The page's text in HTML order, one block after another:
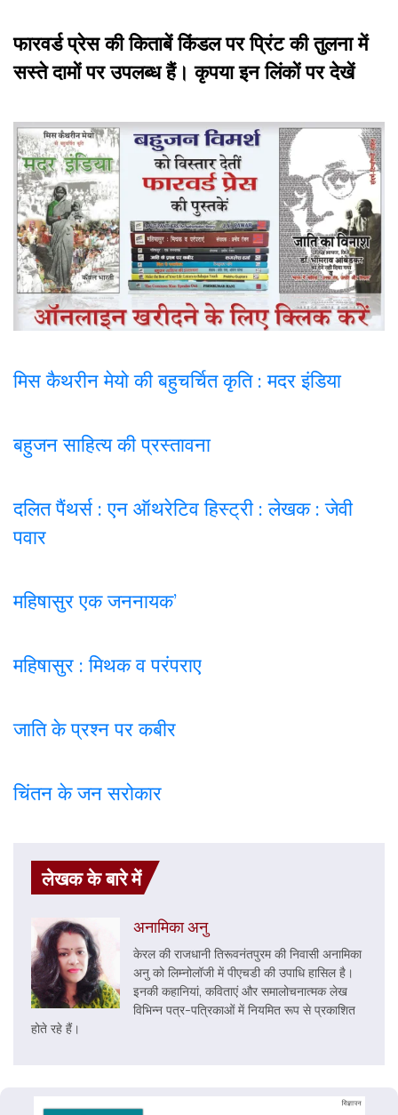
फारवर्ड प्रेस की किताबें किंडल पर प्रिंट की तुलना में
सस्ते दामों पर उपलब्ध हैं। कृपया इन लिंकों पर देखें
मिस कैथरीन मेयो की बहुचर्चित कृति : मदर इंडिया
बहुजन साहित्य की प्रस्तावना
दलित पैंथर्स : एन ऑथरेटिव हिस्ट्री : लेखक : जेवी
पवार
महिषासुर एक जननायक’
महिषासुर : मिथक व परंपराए
जाति के प्रश्न पर कबीर
चिंतन के जन सरोकार
लेखक के बारे में
अनामिका अनु
केरल की राजधानी तिरूवनंतपुरम की निवासी अनामिका
अनु को लिम्नोलॉजी में पीएचडी की उपाधि हासिल है।
इनकी कहानियां, कविताएं और समालोचनात्मक लेख
विभिन्न पत्र-पत्रिकाओं में नियमित रूप से प्रकाशित
होते रहे हैं।